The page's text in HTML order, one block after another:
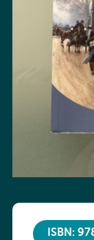
ISBN: